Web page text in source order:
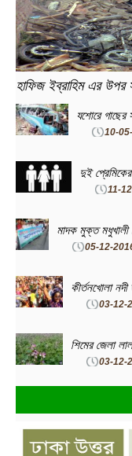
হাফিজ ইব্রাহিম এর উপর
যশোরে গাছের
10-
দুই
11-
মাদক মুক্ত মধুখালী
05-12-
কীর্তনখোলা নদী
03-12-
শিমের জেলা
03-12-